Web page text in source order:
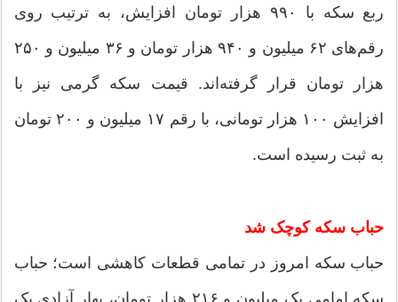
ربع سکه با ۹۹۰ هزار تومان افزایش، به ترتیب روی
رقم‌های ۶۲ میلیون و ۹۴۰ هزار تومان و ۳۶ میلیون و ۲۵۰
هزار تومان قرار گرفته‌اند. قیمت سکه گرمی نیز با
افزایش ۱۰۰ هزار تومانی، با رقم ۱۷ میلیون و ۲۰۰ تومان
به ثبت رسیده است.
حباب سکه کوچک شد
حباب سکه امروز در تمامی قطعات کاهشی است؛ حباب
سکه امامی یک میلیون و ۲۱۶ هزار تومان، بهار آزادی یک